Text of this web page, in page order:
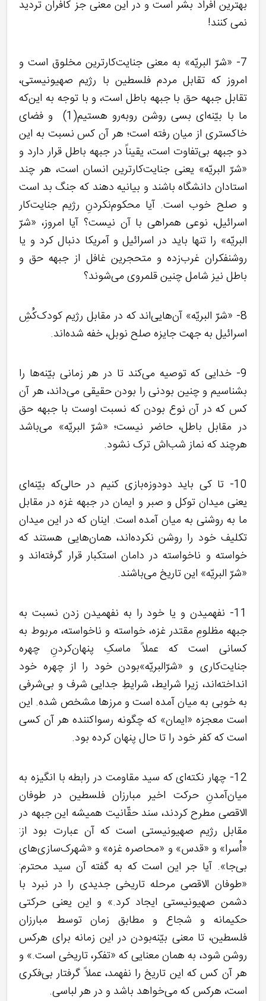
بهترين افراد بشر است و در اين معنى جز كافران ترديد
نمى كنند!
7- «شرّ البریّه» به معنی جنایت‌کارترین مخلوق است و
امروز که تقابل مردم فلسطین با رژیم صهیونیستی،
تقابل جبهه حق با جبهه باطل است، و با توجه به این‌که
ما با بیّنه‌ای بسی روشن روبه‌رو هستیم(1) و فضای
خاکستری از میان رفته است؛ هر آن کس نسبت به این
دو جبهه بی‌تفاوت است، یقیناً در جبهه باطل قرار دارد و
«شرّ البریّه» یعنی جنایت‌کارترین انسان است، هر چند
استادان دانشگاه باشند و بیانیه دهند که جنگ بد است
و صلح خوب است. آیا محکوم‌نکردنِ رژیم جنایت‌کار
اسرائیل، نوعی همراهی با آن نیست؟ آیا امروز، «شرّ
البریّه» را تنها باید در اسرائیل و آمریکا دنبال کرد و یا
روشنفکران غرب‌زده و متحجرین غافل از جبهه حق و
باطل نیز شامل چنین قلمروی می‌شوند؟
8- «شرّ البریّه» آن‌هایی‌اند که در مقابل رژیم کودک‌کُشِ
اسرائیل به جهت جایزه صلح نوبل، خفه شده‌اند.
9- خدایی که توصیه می‌کند تا در هر زمانی بیّنه‌‌ها را
بشناسیم و چنین بودنی را بودن حقیقی می‌داند، هر آن
کس که در آن نوع بودن که نسبت اوست با جبهه حق
در مقابل باطل، حاضر نیست؛ «شرّ البریّه» می‌باشد
هرچند که نماز شب‌اش ترک نشود.
10- تا کی باید دودوزه‌بازی کنیم در حالی‌که بیّنه‌ای
یعنی میدان توکل و صبر و ایمان در جبهه غزه در مقابل
ما به روشنی به میان آمده است. اینان که در این میدان
تکلیف خود را روشن نکرده‌اند، همان‌هایی هستند که
خواسته و ناخواسته در دامان استکبار قرار گرفته‌اند و
«شرّ البریّه» این تاریخ می‌باشند.
11- نفهمیدن و یا خود را به نفهمیدن زدن نسبت به
جبهه مظلومِ مقتدر غزه، خواسته و ناخواسته، مربوط به
کسانی است که عملاً ماسکِ پنهان‌کردنِ چهره
جنایت‌کاری و «شرّالبریّه»بودن خود را از چهره خود
انداخته‌اند، زیرا شرایط، شرایطِ جدایی شرف و بی‌شرفی
به خوبی به میان آمده است و مرزها مشخص شده. این
است معجزه «ایمان» که چگونه رسواکننده هر آن کسی
است که کفر خود را تا حال پنهان کرده بود.
12- چهار نکته‌ای که سید مقاومت در رابطه با انگیزه به
میان‌آمدنِ حرکت اخیر مبارزان فلسطین در طوفان
الاقصی مطرح کردند، سند حقّانیت همیشه این جبهه در
مقابل رژیم صهیونیستی است که آن عبارت بود از:
«اُسرا» و «قدس» و «محاصره غزه» و «شهرک‌سازی‌های
بی‌جا». آیا جر این است که به گفته آن سید محترم:
«طوفان الاقصی مرحله تاریخی جدیدی را در نبرد با
دشمن صهیونیستی ایجاد کرد.» و این یعنی حرکتی
حکیمانه و شجاع و مطابق زمان توسط مبارزان
فلسطین، تا معنی بیّنه‌بودن در این زمانه برای هرکس
روشن شود، به همان معنایی که «تفکر، تاریخی است.» و
هر آن کس که این تاریخ را نفهمد، عملاً گرفتار بی‌فکری
است، هرکس که می‌خواهد باشد و در هر لباسی.